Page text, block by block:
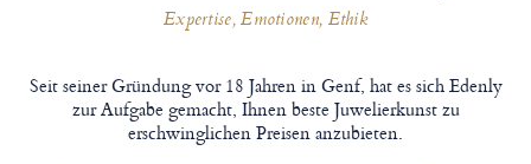
Expertise, Emotionen, Ethik
Seit seiner Gründung vor 18 Jahren in Genf, hat es sich Edenly
zur Aufgabe gemacht, Ihnen beste Juwelierkunst zu
erschwinglichen Preisen anzubieten.